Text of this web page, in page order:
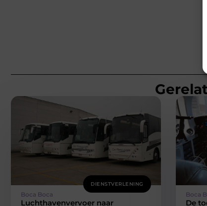
DIENSTVERLENING
Boca Boca
Luchthavenvervoer naar
Boca
De